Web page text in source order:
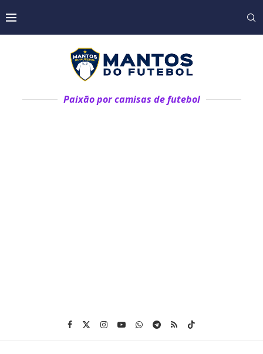
Paixão por camisas de futebol